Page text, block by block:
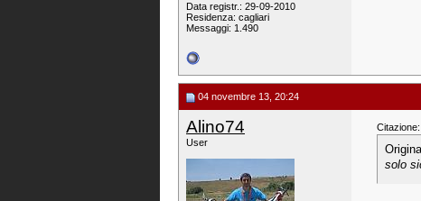
Data registr.: 29-09-2010
Residenza: cagliari
Messaggi: 1.490
04 novembre 13, 20:24
Alino74
User
Citazione:
solo